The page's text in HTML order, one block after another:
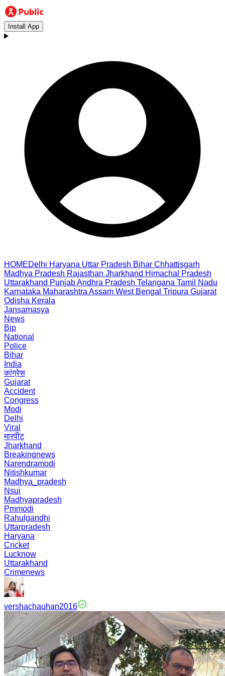
Install App
HOMEDelhi Haryana Uttar Pradesh Bihar Chhattisgarh
Madhya Pradesh Rajasthan Jharkhand Himachal Pradesh
Uttarakhand PunjabAndhra Pradesh Telangana Tamil Nadu
Karnataka Maharashtra Assam West Bengal Tripura Gujarat
Odisha Kerala
Jansamasya
News
Bjp
National
Police
Bihar
India
कांग्रेस
Gujarat
Accident
Congress
Modi
Delhi
Viral
मारपीट
Jharkhand
Breakingnews
Narendramodi
Nitishkumar
Madhya_pradesh
Nsui
Madhyapradesh
Pmmodi
Rahulgandhi
Uttarpradesh
Haryana
Cricket
Lucknow
Uttarakhand
Crimenews
vershachauhan2016